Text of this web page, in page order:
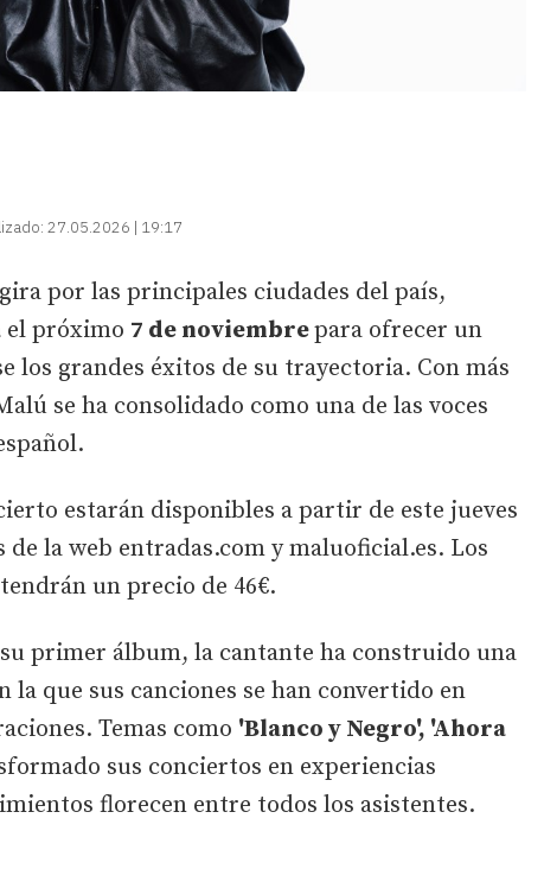
27.05.2026 | 19:17
por las principales ciudades del país,
el próximo 7 de noviembrepara ofrecer un
los grandes éxitos de su trayectoria. Con más
se ha consolidado como una de las voces
estarán disponibles a partir de este jueves
de la web entradas.com y maluoficial.es. Los
un precio de 46€.
primer álbum, la cantante ha construido una
la que sus canciones se han convertido en
Temas como 'Blanco y Negro', 'Ahora
sus conciertos en experiencias
florecen entre todos los asistentes.